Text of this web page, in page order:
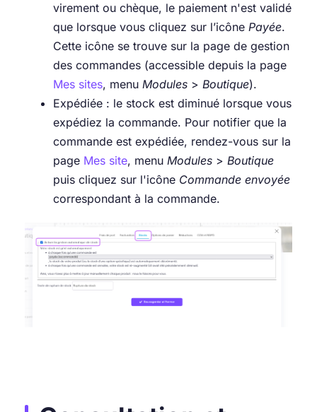
virement ou chèque, le paiement n'est validé
que lorsque vous cliquez sur l’icône Payée.
Cette icône se trouve sur la page de gestion
des commandes (accessible depuis la page
Mes sites, menu Modules > Boutique).
Expédiée : le stock est diminué lorsque vous
expédiez la commande. Pour notifier que la
commande est expédiée, rendez-vous sur la
page Mes site, menu Modules > Boutique
puis cliquez sur l'icône Commande envoyée
correspondant à la commande.